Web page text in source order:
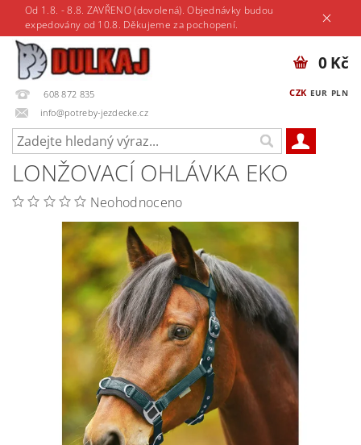
Od 1.8. - 8.8. ZAVŘENO (dovolená). Objednávky budou
expedovány od 10.8. Děkujeme za pochopení.
608 872 835
info@potreby-jezdecke.cz
CZK EUR PLN
0 Kč
LONŽOVACÍ OHLÁVKA EKO
Neohodnoceno